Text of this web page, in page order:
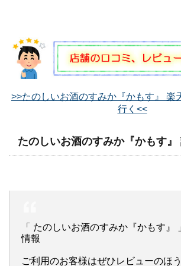
>>たのしいお酒のすみか『かもす』 楽
行く<<
たのしいお酒のすみか『かもす
「 たのしいお酒のすみか『かもす』
情報
ご利用のお客様はぜひレビューのほ